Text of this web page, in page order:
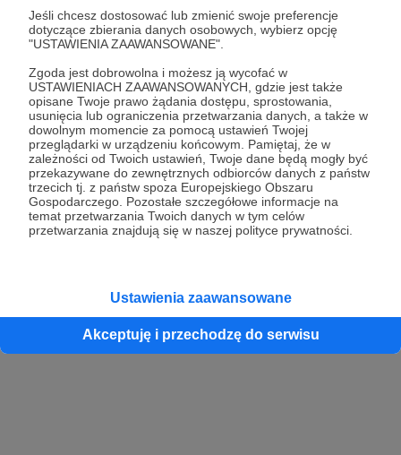
Jeśli chcesz dostosować lub zmienić swoje preferencje
dotyczące zbierania danych osobowych, wybierz opcję
"USTAWIENIA ZAAWANSOWANE".
Zgoda jest dobrowolna i możesz ją wycofać w
USTAWIENIACH ZAAWANSOWANYCH, gdzie jest także
opisane Twoje prawo żądania dostępu, sprostowania,
usunięcia lub ograniczenia przetwarzania danych, a także w
dowolnym momencie za pomocą ustawień Twojej
przeglądarki w urządzeniu końcowym. Pamiętaj, że w
zależności od Twoich ustawień, Twoje dane będą mogły być
przekazywane do zewnętrznych odbiorców danych z państw
trzecich tj. z państw spoza Europejskiego Obszaru
Gospodarczego. Pozostałe szczegółowe informacje na
temat przetwarzania Twoich danych w tym celów
przetwarzania znajdują się w naszej polityce prywatności.
Ustawienia zaawansowane
Akceptuję i przechodzę do serwisu
lub
Kontynuuj z Google
Kontynuuj z Facebook
Kontynuuj z Apple
konta przez osobę niepełnoletnią” dostępny w regulaminie Patronite.pl